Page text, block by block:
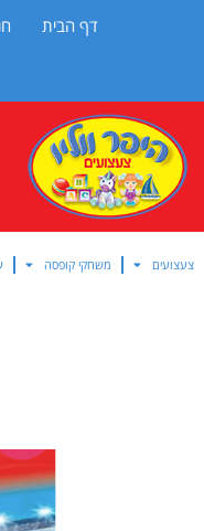
דף הבית
צעצועים משחקי קופסה